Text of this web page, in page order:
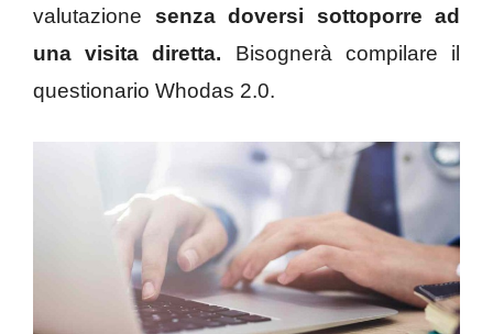
valutazione senza doversi sottoporre ad
una visita diretta. Bisognerà compilare il
questionario Whodas 2.0.